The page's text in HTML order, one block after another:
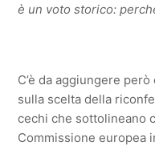
è un voto storico:
C’è da aggiungere
sulla scelta della
cechi che sottolineano
Commissione europea